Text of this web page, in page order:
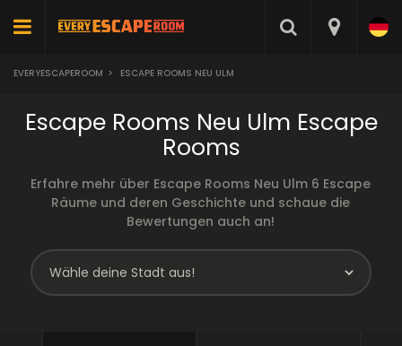
EVERYESCAPEROOM > ESCAPE ROOMS NEU ULM
Escape Rooms Neu Ulm Escape
Rooms
Erfahre mehr über Escape Rooms Neu Ulm 6 Escape
Räume und deren Geschichte und schaue die
Bewertungen auch an!